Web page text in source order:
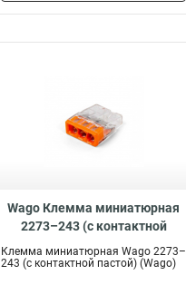
Wago Клемма миниатюрная
2273–243 (с контактной
пастой), 88328
Клемма миниатюрная Wago 2273–
243 (с контактной пастой) (Wago)